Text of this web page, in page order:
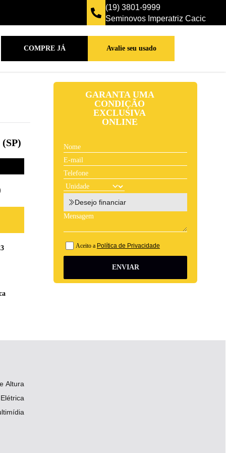
(19) 3801-9999
Seminovos Imperatriz Cacic
COMPRE JÁ Avalie seu usado
Altura
GARANTA UMA
CONDIÇÃO
EXCLUSIVA
ONLINE
Desejo financiar
Aceito a Política de Privacidade
ENVIAR